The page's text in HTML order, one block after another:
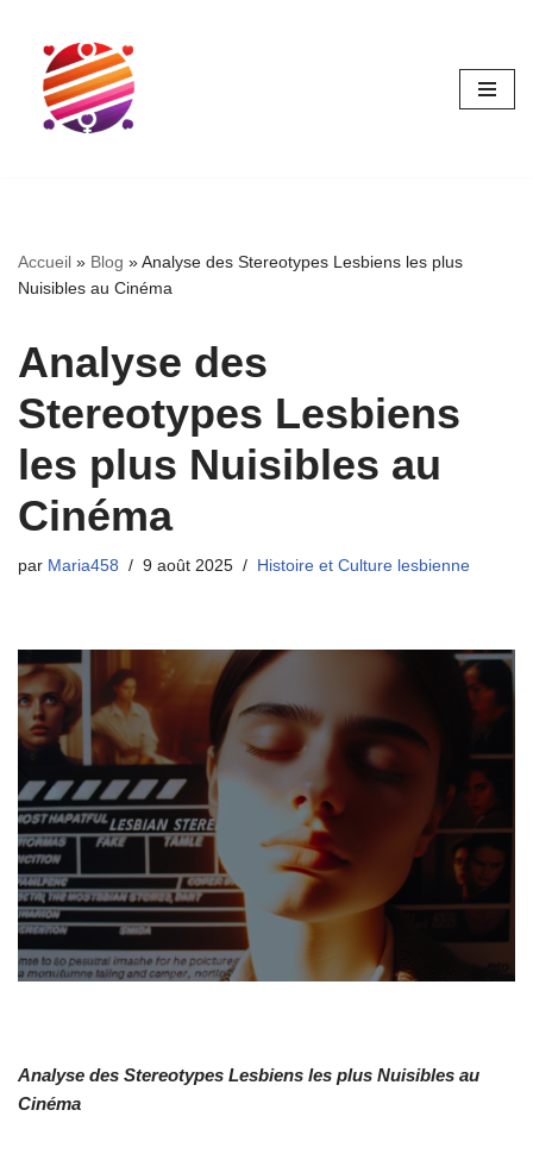
Aller
contenu
Accueil » Blog »Analyse des Stereotypes Lesbiens les plus
Nuisibles au Cinéma
Analyse des
Stereotypes Lesbiens
les plus Nuisibles au
Cinéma
par Maria458 9 août 2025 Histoire et Culture lesbienne
Analyse des Stereotypes Lesbiens les plus Nuisibles au
Cinéma